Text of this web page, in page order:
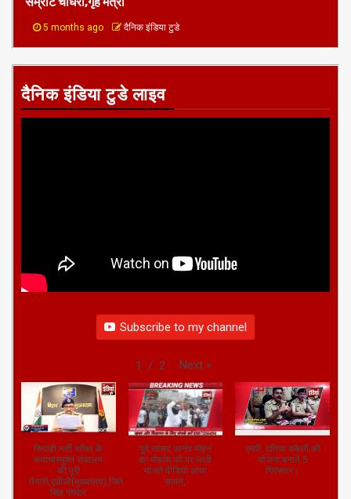
5 months ago दैनिक इंडिया टुडे
दैनिक इंडिया टुडे लाइव
Subscribe to my channel
1 / 2 Next »
सिपाही भर्ती परीक्षा के
कदाचारमुक्त संचालन
की पूरी
तैयारी,एडीजी(मुख्यालय),जितेंद्र
सिंह गंगवार
पूर्व सांसद आनंद मोहन
का मोहर्रम पर्व पर लाठी
भांजते वीडियो आया
सामने,
एमपी: दतिया डकैती की
योजना बनाते 5
गिरफ्तार।